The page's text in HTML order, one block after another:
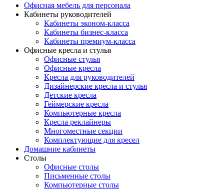
Офисная мебель для персонала
Кабинеты руководителей
Кабинеты эконом-класса
Кабинеты бизнес-класса
Кабинеты премиум-класса
Офисные кресла и стулья
Офисные стулья
Офисные кресла
Кресла для руководителей
Дизайнерские кресла и стулья
Детские кресла
Геймерские кресла
Компьютерные кресла
Кресла реклайнеры
Многоместные секции
Комплектующие для кресел
Домашние кабинеты
Столы
Офисные столы
Письменные столы
Компьютерные столы